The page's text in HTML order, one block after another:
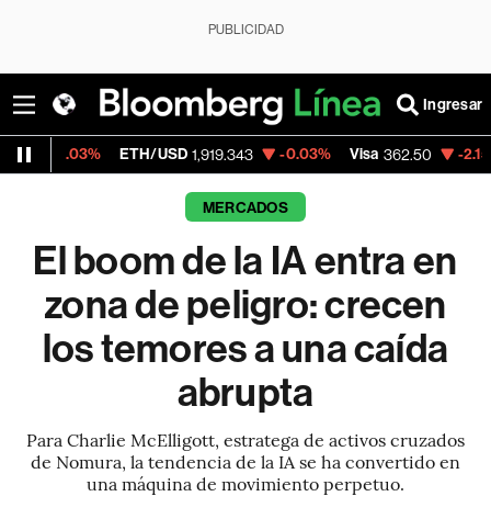
PUBLICIDAD
Ingresar
1,919.343 -0.03% Visa 362.50 -2.15%
MERCADOS
El boom de la IA entra en
zona de peligro: crecen
los temores a una caída
abrupta
Para Charlie McElligott, estratega de activos cruzados
de Nomura, la tendencia de la IA se ha convertido en
una máquina de movimiento perpetuo.